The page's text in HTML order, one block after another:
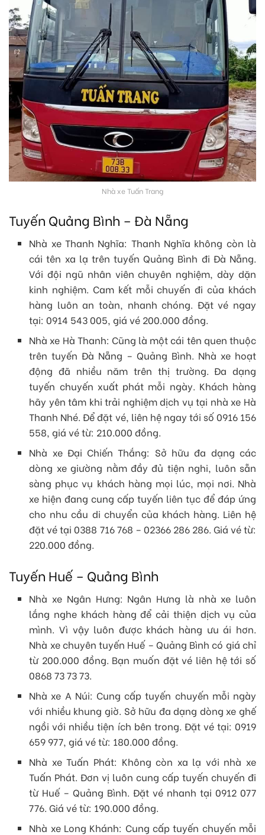
Nhà xe Tuấn Trang
Tuyến Quảng Bình – Đà Nẵng
Nhà xe Thanh Nghĩa: Thanh Nghĩa không còn là
cái tên xa lạ trên tuyến Quảng Bình đi Đà Nẵng.
Với đội ngũ nhân viên chuyên nghiệm, dày dặn
kinh nghiệm. Cam kết mỗi chuyến đi của khách
hàng luôn an toàn, nhanh chóng. Đặt vé ngay
tại: 0914 543 005, giá vé 200.000 đồng.
Nhà xe Hà Thanh: Cũng là một cái tên quen thuộc
trên tuyến Đà Nẵng – Quảng Bình. Nhà xe hoạt
động đã nhiều năm trên thị trường. Đa dạng
tuyến chuyến xuất phát mỗi ngày. Khách hàng
hãy yên tâm khi trải nghiệm dịch vụ tại nhà xe Hà
Thanh Nhé. Để đặt vé, liên hệ ngay tới số 0916 156
558, giá vé từ: 210.000 đồng.
Nhà xe Đại Chiến Thắng: Sở hữu đa dạng các
dòng xe giường nằm đầy đủ tiện nghi, luôn sẵn
sàng phục vụ khách hàng mọi lúc, mọi nơi. Nhà
xe hiện đang cung cấp tuyến liên tục để đáp ứng
cho nhu cầu di chuyển của khách hàng. Liên hệ
đặt vé tại 0388 716 768 – 02366 286 286. Giá vé từ:
220.000 đồng.
Tuyến Huế – Quảng Bình
Nhà xe Ngân Hưng: Ngân Hưng là nhà xe luôn
lắng nghe khách hàng để cải thiện dịch vụ của
mình. Vì vậy luôn được khách hàng ưu ái hơn.
Nhà xe chuyên tuyến Huế – Quảng Bình có giá chỉ
từ 200.000 đồng. Bạn muốn đặt vé liên hệ tới số
0868 73 73 73.
Nhà xe A Núi: Cung cấp tuyến chuyến mỗi ngày
với nhiều khung giờ. Sở hữu đa dạng dòng xe ghế
ngồi với nhiều tiện ích bên trong. Đặt vé tại: 0919
659 977, giá vé từ: 180.000 đồng.
Nhà xe Tuấn Phát: Không còn xa lạ với nhà xe
Tuấn Phát. Đơn vị luôn cung cấp tuyến chuyến đi
từ Huế – Quảng Bình. Đặt vé nhanh tại 0912 077
776. Giá vé từ: 190.000 đồng.
Nhà xe Long Khánh: Cung cấp tuyến chuyến mỗi